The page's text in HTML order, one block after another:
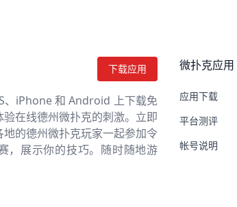
下载应用
iPhone 和 Android 上下载免
在线德州微扑克的刺激。立即
的德州微扑克玩家一起参加令
，展示你的技巧。随时随地游
微扑克应用
应用下载
平台测评
帐号说明